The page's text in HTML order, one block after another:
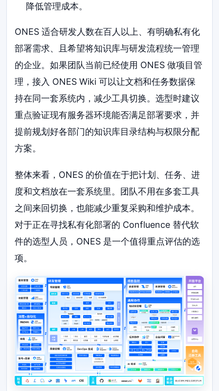
降低管理成本。
ONES 适合研发人数在百人以上、有明确私有化
部署需求、且希望将知识库与研发流程统一管理
的企业。如果团队当前已经使用 ONES 做项目管
理，接入 ONES Wiki 可以让文档和任务数据保
持在同一套系统内，减少工具切换。选型时建议
重点验证现有服务器环境能否满足部署要求，并
提前规划好各部门的知识库目录结构与权限分配
方案。
整体来看，ONES 的价值在于把计划、任务、进
度和文档放在一套系统里。团队不用在多套工具
之间来回切换，也能减少重复采购和维护成本。
对于正在寻找私有化部署的 Confluence 替代软
件的选型人员，ONES 是一个值得重点评估的选
项。